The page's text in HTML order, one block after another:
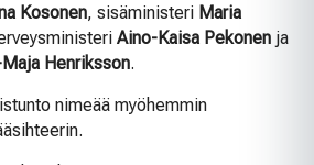
Kosonen, sisäministeri Maria
Aino-Kaisa Pekonen ja
Henriksson.
nimeää myöhemmin